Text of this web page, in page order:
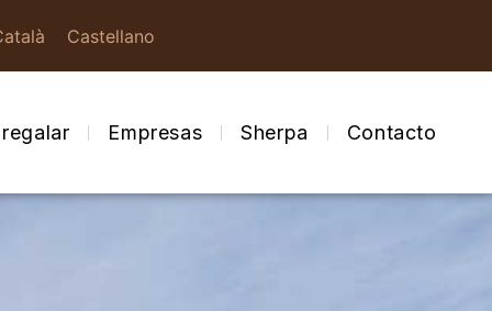
Castellano
Empresas Sherpa Contacto